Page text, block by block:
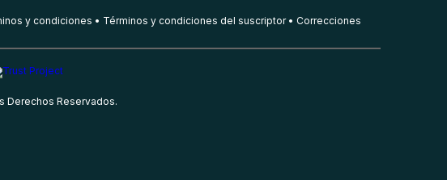
y condiciones Términos y condiciones del suscriptor Correcciones
Derechos Reservados.